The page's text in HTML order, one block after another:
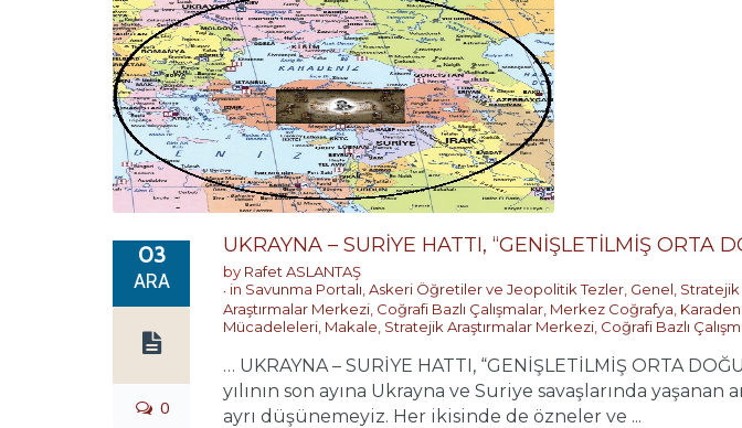
03
ARA
0
UKRAYNA – SURİYE HATTI, “GENİŞLETİLMİŞ ORTA
by Rafet ASLANTAŞ
in Savunma Portalı Askeri Öğretiler ve Jeopolitik Tezler Genel Stratejik
Araştırmalar Merkezi Coğrafi Bazlı Çalışmalar Merkez Coğrafya
Mücadeleleri Makale Stratejik Araştırmalar Merkezi Coğrafi Bazlı
… UKRAYNA – SURİYE HATTI, “GENİŞLETİLMİŞ ORTA
yılının son ayına Ukrayna ve Suriye savaşlarında
ayrı düşünemeyiz. Her ikisinde de özneler ve ...